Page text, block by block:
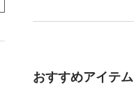
おすすめアイテム